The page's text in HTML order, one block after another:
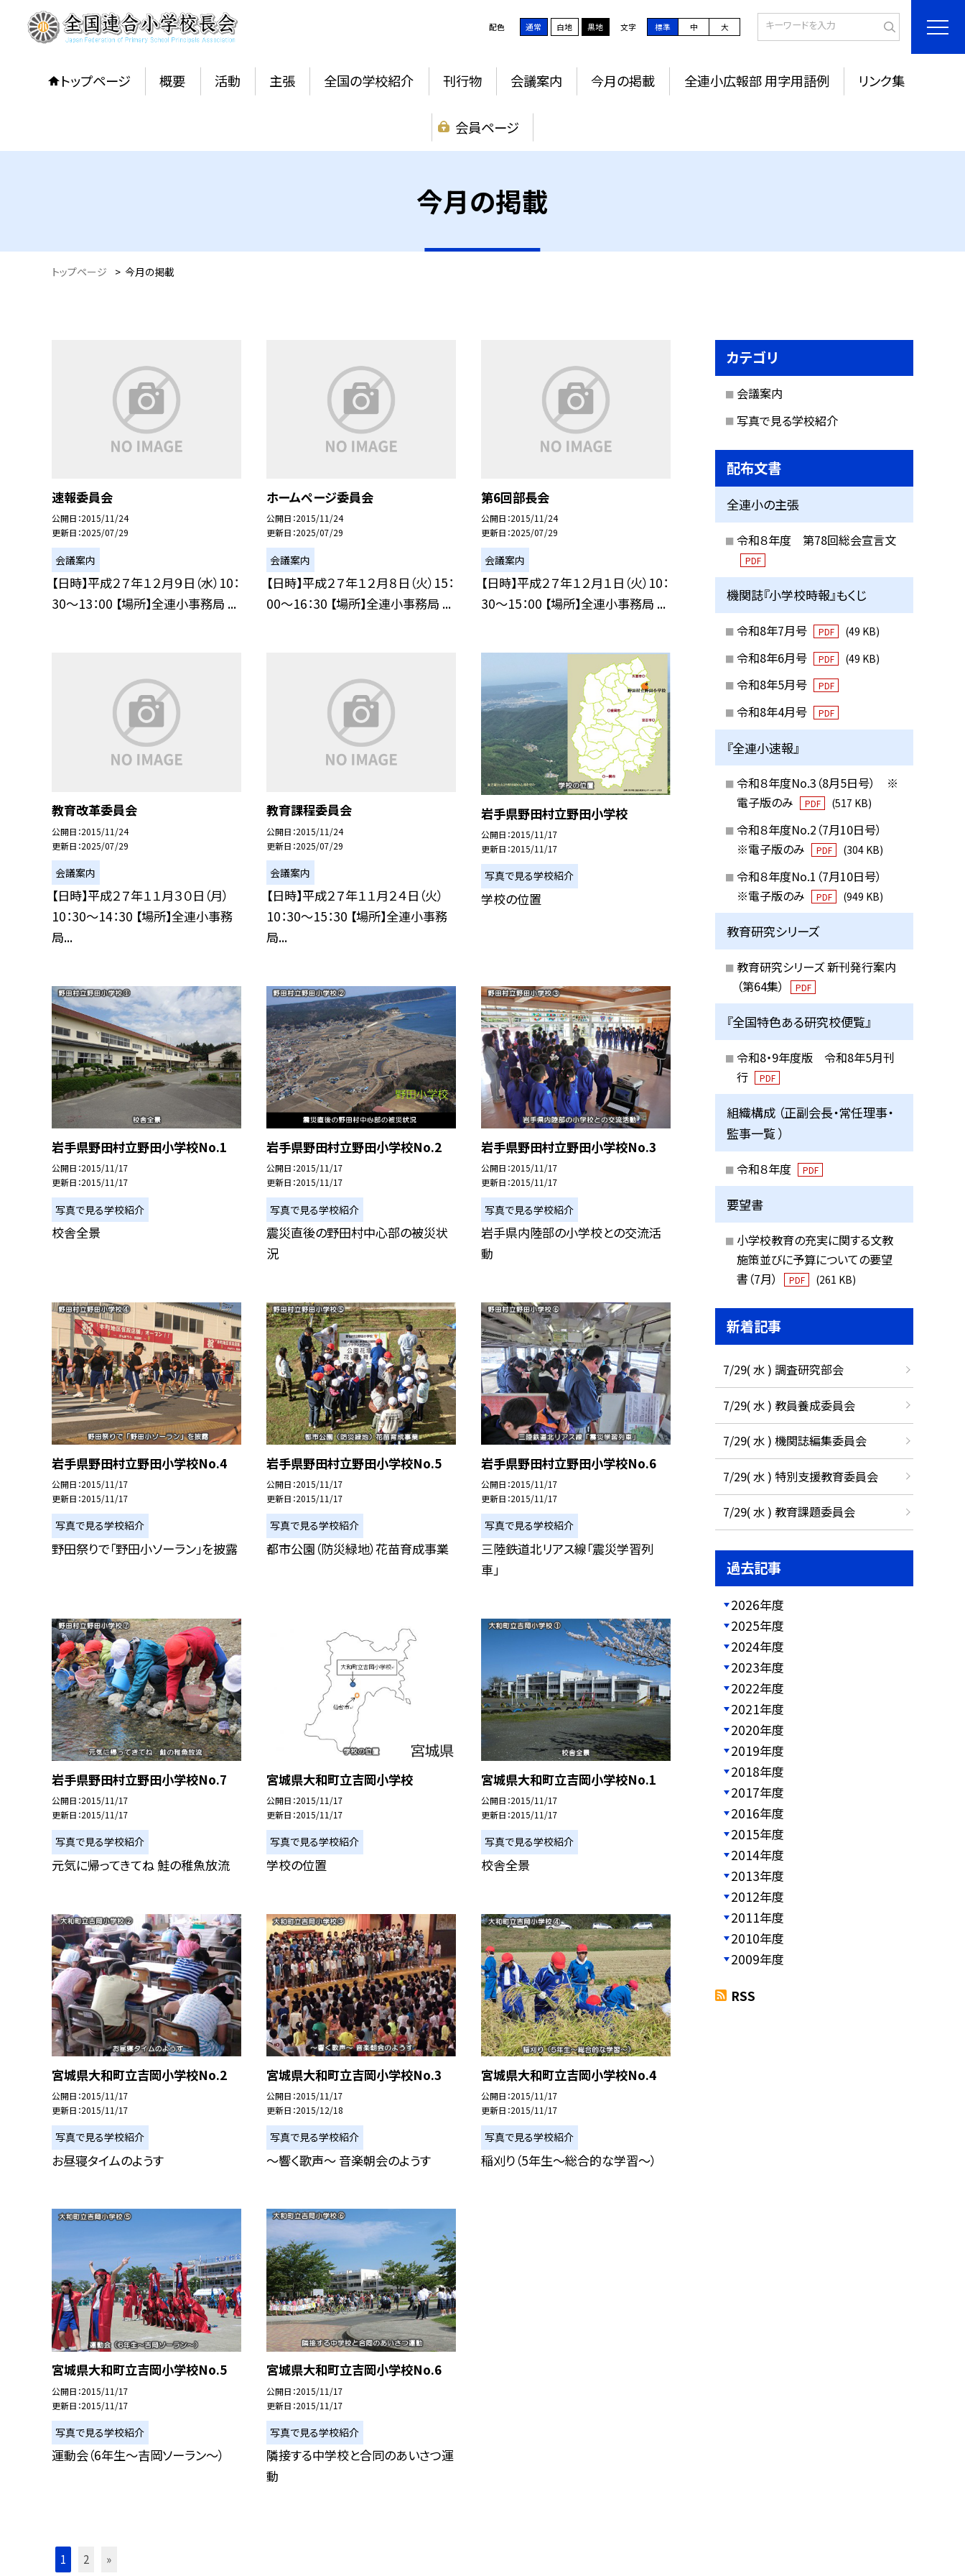
配色 通常 白地 黒地 文字 標準 中 大
トップページ 概要 活動 主張 全国の学校紹介 刊行物 会議案内 今月の掲載 全連小広報部 用字用語例 リンク集
会員ページ
今月の掲載
トップページ > 今月の掲載
速報委員会
公開日 2015/11/24
更新日 2025/07/29
会議案内
【日時】平成２７年１２月９日（水）10：
30〜13：00 【場所】全連小事務局 ...
ホームページ委員会
公開日 2015/11/24
更新日 2025/07/29
会議案内
【日時】平成２７年１２月８日（火）15：
00〜16：30 【場所】全連小事務局 ...
第6回部長会
公開日 2015/11/24
更新日 2025/07/29
会議案内
【日時】平成２７年１２月１日（火）10：
30〜15：00 【場所】全連小事務局 ...
教育改革委員会
公開日 2015/11/24
更新日 2025/07/29
会議案内
【日時】平成２７年１１月３０日（月）
10：30〜14：30 【場所】全連小事務
局...
教育課程委員会
公開日 2015/11/24
更新日 2025/07/29
会議案内
【日時】平成２７年１１月２４日（火）
10：30〜15：30 【場所】全連小事務
局...
岩手県野田村立野田小学校
公開日 2015/11/17
更新日 2015/11/17
写真で見る学校紹介
学校の位置
岩手県野田村立野田小学校No.1
公開日 2015/11/17
更新日 2015/11/17
写真で見る学校紹介
校舎全景
岩手県野田村立野田小学校No.2
公開日 2015/11/17
更新日 2015/11/17
写真で見る学校紹介
震災直後の野田村中心部の被災状
況
岩手県野田村立野田小学校No.3
公開日 2015/11/17
更新日 2015/11/17
写真で見る学校紹介
岩手県内陸部の小学校との交流活
動
岩手県野田村立野田小学校No.4
公開日 2015/11/17
更新日 2015/11/17
写真で見る学校紹介
野田祭りで「野田小ソーラン」を披露
岩手県野田村立野田小学校No.5
公開日 2015/11/17
更新日 2015/11/17
写真で見る学校紹介
都市公園（防災緑地）花苗育成事業
岩手県野田村立野田小学校No.6
公開日 2015/11/17
更新日 2015/11/17
写真で見る学校紹介
三陸鉄道北リアス線「震災学習列
車」
岩手県野田村立野田小学校No.7
公開日 2015/11/17
更新日 2015/11/17
写真で見る学校紹介
元気に帰ってきてね 鮭の稚魚放流
宮城県大和町立吉岡小学校
公開日 2015/11/17
更新日 2015/11/17
写真で見る学校紹介
学校の位置
宮城県大和町立吉岡小学校No.1
公開日 2015/11/17
更新日 2015/11/17
写真で見る学校紹介
校舎全景
宮城県大和町立吉岡小学校No.2
公開日 2015/11/17
更新日 2015/11/17
写真で見る学校紹介
お昼寝タイムのようす
宮城県大和町立吉岡小学校No.3
公開日 2015/11/17
更新日 2015/12/18
写真で見る学校紹介
〜響く歌声〜 音楽朝会のようす
宮城県大和町立吉岡小学校No.4
公開日 2015/11/17
更新日 2015/11/17
写真で見る学校紹介
稲刈り（5年生〜総合的な学習〜）
宮城県大和町立吉岡小学校No.5
公開日 2015/11/17
更新日 2015/11/17
写真で見る学校紹介
運動会（6年生〜吉岡ソーラン〜）
宮城県大和町立吉岡小学校No.6
公開日 2015/11/17
更新日 2015/11/17
写真で見る学校紹介
隣接する中学校と合同のあいさつ運
動
1 2 »
カテゴリ
会議案内
写真で見る学校紹介
配布文書
全連小の主張
令和８年度 第78回総会宣言文
PDF
機関誌『小学校時報』もくじ
令和8年7月号 PDF (49 KB)
令和8年6月号 PDF (49 KB)
令和8年5月号 PDF
令和8年4月号 PDF
『全連小速報』
令和８年度No.3（8月5日号） ※
電子版のみ
PDF (517 KB)
令和８年度No.2（7月10日号）
※電子版のみ
PDF (304 KB)
令和８年度No.1（7月10日号）
※電子版のみ
PDF (949 KB)
教育研究シリーズ
教育研究シリーズ 新刊発行案内
（第64集）
PDF
『全国特色ある研究校便覧』
令和8・9年度版 令和8年5月刊
行
PDF
組織構成 （正副会長・常任理事・
監事一覧 ）
令和８年度 PDF
要望書
小学校教育の充実に関する文教
施策並びに予算についての要望
書（7月）
PDF (261 KB)
新着記事
7/29( 水 ) 調査研究部会
7/29( 水 ) 教員養成委員会
7/29( 水 ) 機関誌編集委員会
7/29( 水 ) 特別支援教育委員会
7/29( 水 ) 教育課題委員会
過去記事
2026年度
2025年度
2024年度
2023年度
2022年度
2021年度
2020年度
2019年度
2018年度
2017年度
2016年度
2015年度
2014年度
2013年度
2012年度
2011年度
2010年度
2009年度
RSS